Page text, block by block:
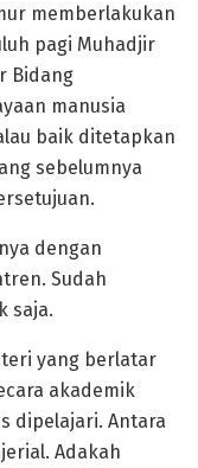
memberlakukan
pagi Muhadjir
Bidang
manusia
baik ditetapkan
sebelumnya
dengan
Sudah
saja.
yang berlatar
akademik
dipelajari. Antara
Adakah